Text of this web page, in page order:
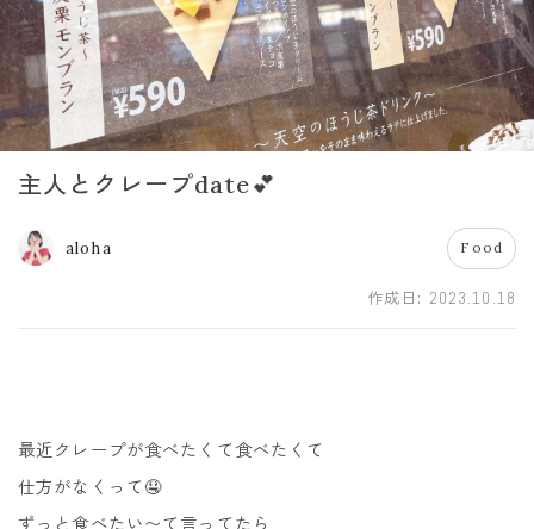
主人とクレープdate💕
aloha Food
作成日: 2023.10.18
最近クレープが食べたくて食べたくて
仕方がなくって🤤
ずっと食べたい〜て言ってたら